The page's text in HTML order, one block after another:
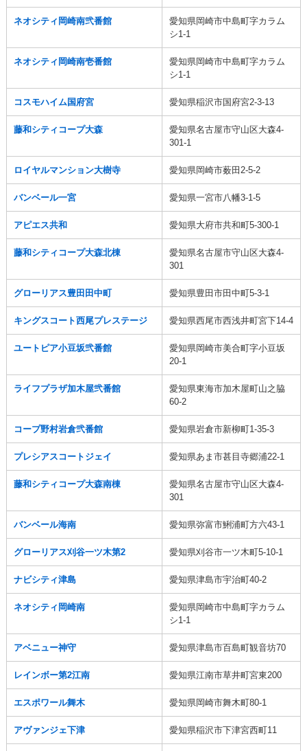
ネオシティ岡崎南弐番館
愛知県岡崎市中島町字カラム
シ1-1
ネオシティ岡崎南壱番館
愛知県岡崎市中島町字カラム
シ1-1
コスモハイム国府宮 愛知県稲沢市国府宮2-3-13
藤和シティコープ大森
愛知県名古屋市守山区大森4-
301-1
ロイヤルマンション大樹寺 愛知県岡崎市薮田2-5-2
バンベール一宮 愛知県一宮市八幡3-1-5
アピエス共和 愛知県大府市共和町5-300-1
藤和シティコープ大森北棟
愛知県名古屋市守山区大森4-
301
グローリアス豊田田中町 愛知県豊田市田中町5-3-1
キングスコート西尾プレステージ 愛知県西尾市西浅井町宮下14-4
ユートピア小豆坂弐番館
愛知県岡崎市美合町字小豆坂
20-1
ライフプラザ加木屋弐番館
愛知県東海市加木屋町山之脇
60-2
コープ野村岩倉弐番館 愛知県岩倉市新柳町1-35-3
プレシアスコートジェイ 愛知県あま市甚目寺郷浦22-1
藤和シティコープ大森南棟
愛知県名古屋市守山区大森4-
301
バンベール海南 愛知県弥富市鯏浦町方六43-1
グローリアス刈谷一ツ木第2 愛知県刈谷市一ツ木町5-10-1
ナビシティ津島 愛知県津島市宇治町40-2
ネオシティ岡崎南
愛知県岡崎市中島町字カラム
シ1-1
アベニュー神守 愛知県津島市百島町観音坊70
レインボー第2江南 愛知県江南市草井町宮東200
エスポワール舞木 愛知県岡崎市舞木町80-1
アヴァンジェ下津 愛知県稲沢市下津宮西町11